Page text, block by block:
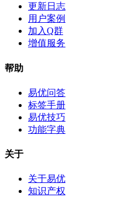
更新日志
用户案例
加入Q群
增值服务
帮助
易优问答
标签手册
易优技巧
功能字典
关于
关于易优
知识产权